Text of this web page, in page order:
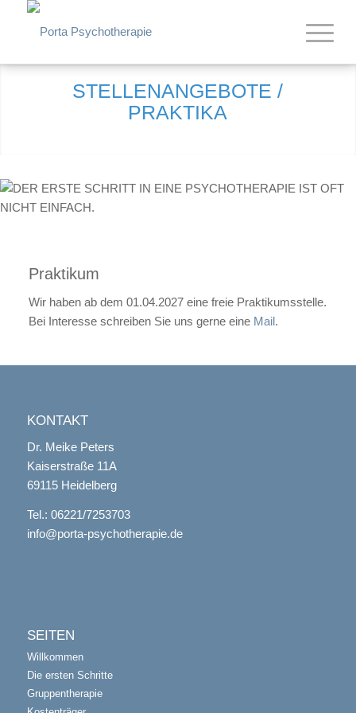
STELLENANGEBOTE /
PRAKTIKA
Praktikum
Wir haben ab dem 01.04.2027 eine freie Praktikumsstelle.
Bei Interesse schreiben Sie uns gerne eine Mail.
KONTAKT
Dr. Meike Peters
Kaiserstraße 11A
69115 Heidelberg
Tel.: 06221/7253703
info@porta-psychotherapie.de
SEITEN
Willkommen
Die ersten Schritte
Gruppentherapie